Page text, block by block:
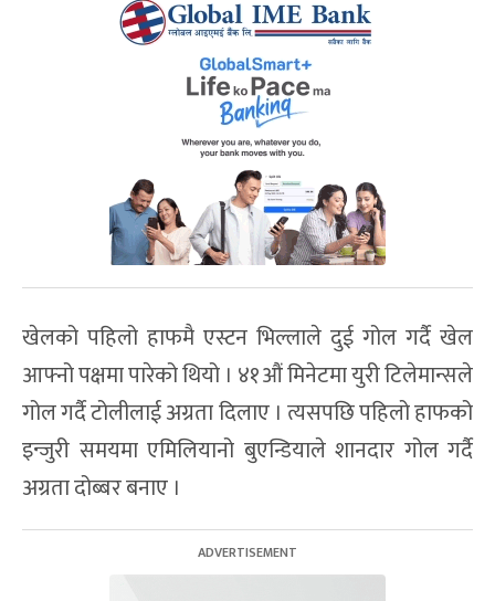
खेलको पहिलो हाफमै एस्टन भिल्लाले दुई गोल गर्दै खेल
आफ्नो पक्षमा पारेको थियो । ४१औं मिनेटमा युरी टिलेमान्सले
गोल गर्दै टोलीलाई अग्रता दिलाए । त्यसपछि पहिलो हाफको
इन्जुरी समयमा एमिलियानो बुएन्डियाले शानदार गोल गर्दै
अग्रता दोब्बर बनाए ।